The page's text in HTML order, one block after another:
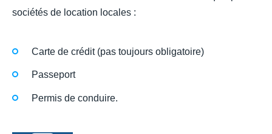
sociétés de location locales :
Carte de crédit (pas toujours obligatoire)
Passeport
Permis de conduire.